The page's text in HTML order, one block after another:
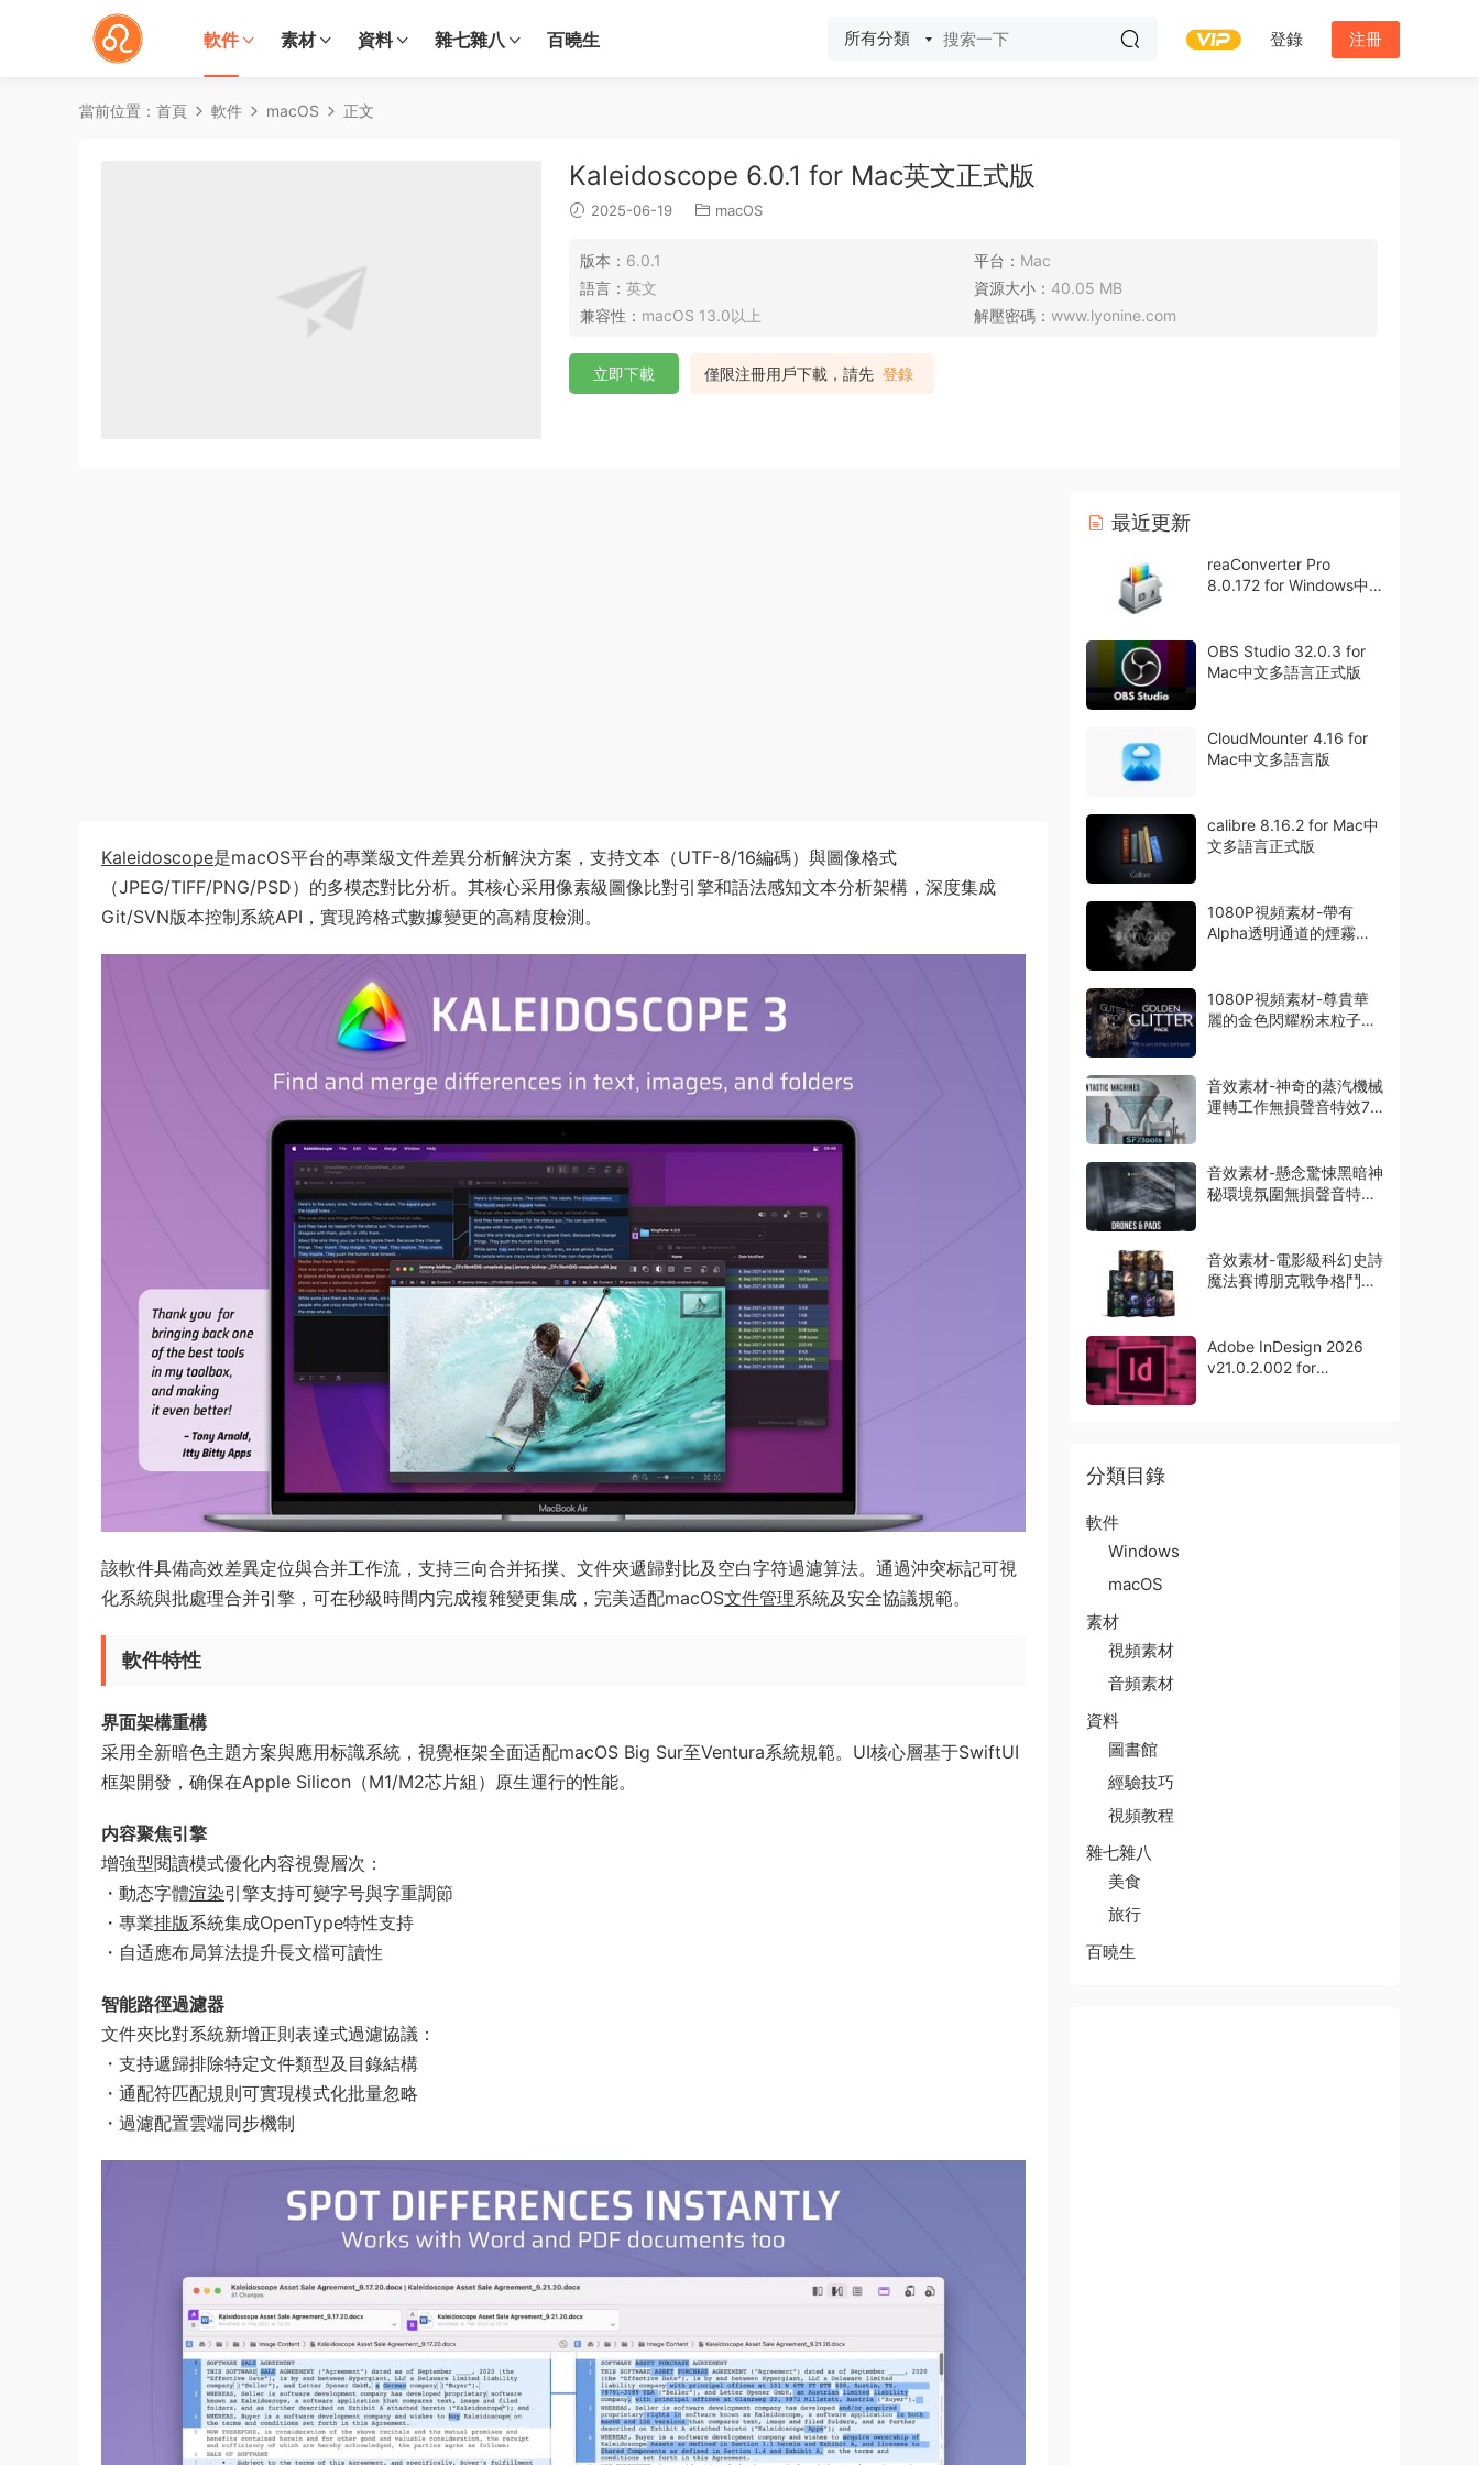
軟件 素材 資料 雜七雜八 百曉生 所有分類 登錄 注冊
當前位置： 首頁 軟件 macOS 正文
Kaleidoscope 6.0.1 for Mac英文正式版
2025-06-19 macOS
版本： 6.0.1 平台： Mac
語言： 英文 資源大小： 40.05 MB
兼容性： macOS 13.0以上 解壓密碼： www.lyonine.com
僅限注冊用戶下載，請先 登錄
立即下載
Kaleidoscope是macOS平台的專業級文件差異分析解決方案，支持文本（UTF-8/16編碼）與圖像格式
（JPEG/TIFF/PNG/PSD）的多模态對比分析。其核心采用像素級圖像比對引擎和語法感知文本分析架構，深度集成
Git/SVN版本控制系統API，實現跨格式數據變更的高精度檢測。
該軟件具備高效差異定位與合并工作流，支持三向合并拓撲、文件夾遞歸對比及空白字符過濾算法。通過沖突标記可視
化系統與批處理合并引擎，可在秒級時間内完成複雜變更集成，完美适配macOS文件管理系統及安全協議規範。
軟件特性
界面架構重構​
采用全新暗色主題方案與應用标識系統，視覺框架全面适配macOS Big Sur至Ventura系統規範。UI核心層基于SwiftUI
框架開發，确保在Apple Silicon（M1/M2芯片組）原生運行的性能。
​内容聚焦引擎​
增強型閱讀模式優化内容視覺層次：
・動态字體渲染引擎支持可變字号與字重調節
・專業排版系統集成OpenType特性支持
・自适應布局算法提升長文檔可讀性
​智能路徑過濾器​
文件夾比對系統新增正則表達式過濾協議：
・支持遞歸排除特定文件類型及目錄結構
・通配符匹配規則可實現模式化批量忽略
・過濾配置雲端同步機制
最近更新
reaConverter Pro
8.0.172 for Windows中
OBS Studio 32.0.3 for
Mac中文多語言正式版
CloudMounter 4.16 for
Mac中文多語言版
calibre 8.16.2 for Mac中
文多語言正式版
1080P視頻素材-帶有
Alpha透明通道的煙霧粒
1080P視頻素材-尊貴華
麗的金色閃耀粉末粒子特
音效素材-神奇的蒸汽機械
運轉工作無損聲音特效73
音效素材-懸念驚悚黑暗神
秘環境氛圍無損聲音特效
音效素材-電影級科幻史詩
魔法賽博朋克戰争格鬥無
Adobe InDesign 2026
v21.0.2.002 for
分類目錄
軟件
Windows
macOS
素材
視頻素材
音頻素材
資料
圖書館
經驗技巧
視頻教程
雜七雜八
美食
旅行
百曉生